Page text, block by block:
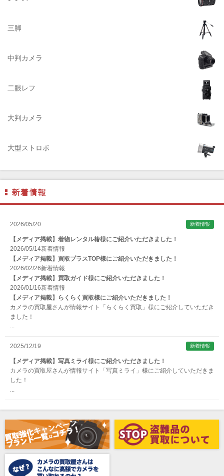
A-POWER (エー・パワー)
ACQUAPAZZA（アクアパッツァ）
AGFA（アグフア）
ALPA（アルパ）
ALT（アルト）
ARAX（アラクス）
Arca-Swiss（アルカスイス）
Argus （アーガス）
ARNUVO（アルヌボ）
ARTISAN&ARTIST (アルティザンアンドアーティスト)
Aska（アスカ/飛鳥）
ATOMOS（アトモス）
erg（エルグ）
AVENON（アベノン）
Awagami Factory（アワガミファクトリー）
Belkin（ベルキン）
Bencini（ベンチーニ）
BENRO（ベンロ）
BERGEON（ベルジョン）
三脚
中判カメラ
二眼レフ
大判カメラ
大型ストロボ
2026/05/20 新着情報
【メディア掲載】着物レンタル椿様にご紹介いただきました！
2026/05/14新着情報
【メディア掲載】買取プラスTOP様にご紹介いただきました！
2026/02/26新着情報
【メディア掲載】買取ガイド様にご紹介いただきました！
2026/01/16新着情報
【メディア掲載】らくらく買取様にご紹介いただきました！
カメラの買取屋さんが情報サイト「らくらく買取」様にご紹介していただき
ました！
2025/12/19 新着情報
【メディア掲載】写真ミライ様にご紹介いただきました！
カメラの買取屋さんが情報サイト「写真ミライ」様にご紹介していただきま
した！